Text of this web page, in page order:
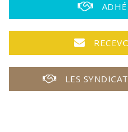
LES